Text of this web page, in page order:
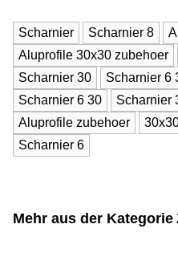
Scharnier Scharnier 8
Aluprofile 30x30 zubehoer
Scharnier 30
Scharnier 6
Scharnier 6 30
Scharnier
Aluprofile zubehoer
Scharnier 6
Mehr aus der Kategorie